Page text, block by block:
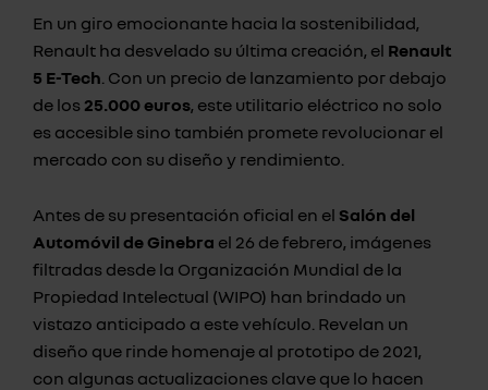
En un giro emocionante hacia la sostenibilidad,
Renault ha desvelado su última creación, el Renault
5 E-Tech . Con un precio de lanzamiento por debajo
de los 25.000 euros, este utilitario eléctrico no solo
es accesible sino también promete revolucionar el
mercado con su diseño y rendimiento.
Antes de su presentación oficial en el Salón del
Automóvil de Ginebra el 26 de febrero, imágenes
filtradas desde la Organización Mundial de la
Propiedad Intelectual (WIPO) han brindado un
vistazo anticipado a este vehículo. Revelan un
diseño que rinde homenaje al prototipo de 2021,
con algunas actualizaciones clave que lo hacen